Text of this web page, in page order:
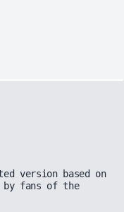
version based on
by fans of the